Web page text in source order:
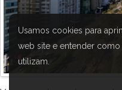
Usamos cookies para
web site e entender
utilizam.